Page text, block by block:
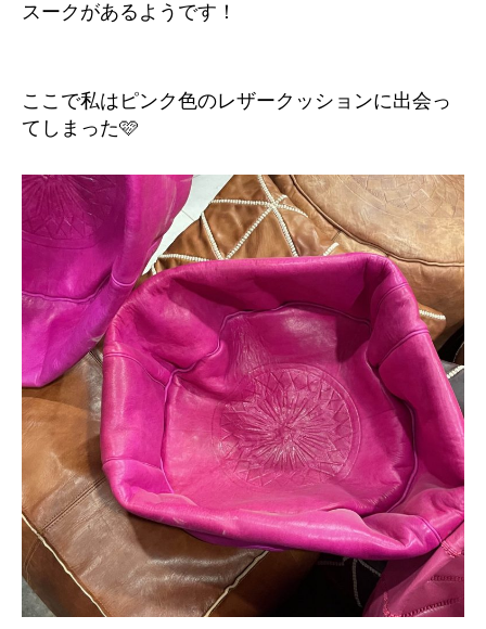
スークがあるようです！
ここで私はピンク色のレザークッションに出会っ
てしまった🩷